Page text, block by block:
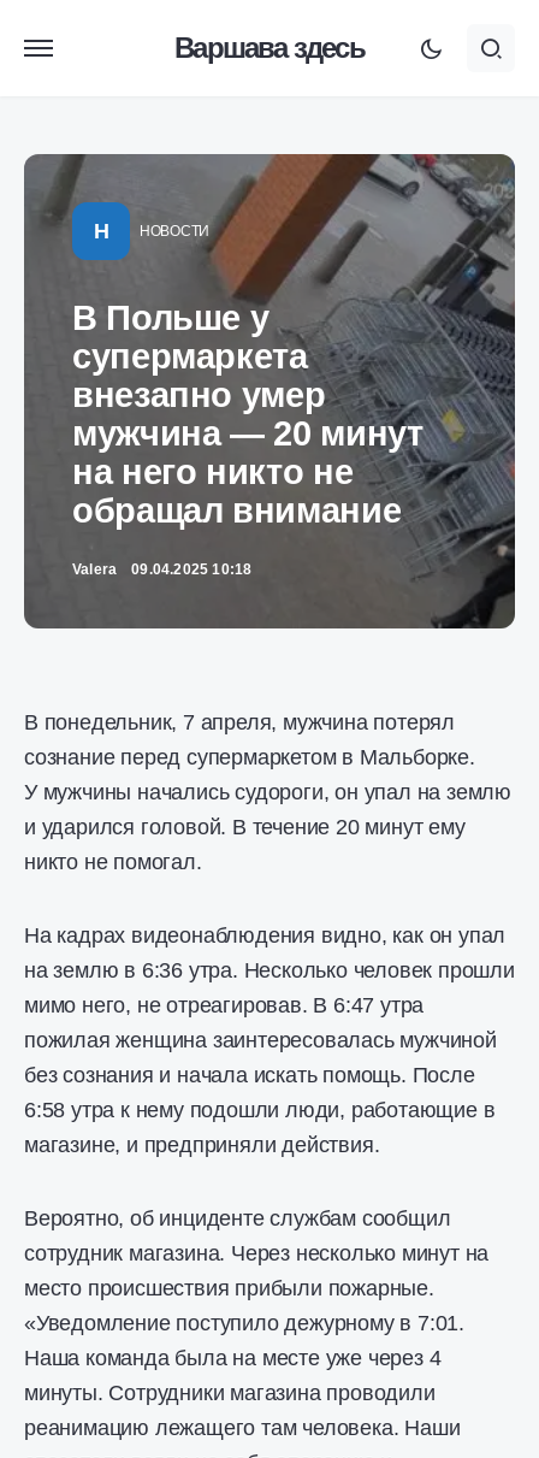
Варшава здесь
Н НОВОСТИ
В Польше у
супермаркета
внезапно умер
мужчина — 20 минут
на него никто не
обращал внимание
Valera 09.04.2025 10:18
В понедельник, 7 апреля, мужчина потерял
сознание перед супермаркетом в Мальборке.
У мужчины начались судороги, он упал на землю
и ударился головой. В течение 20 минут ему
никто не помогал.
На кадрах видеонаблюдения видно, как он упал
на землю в 6:36 утра. Несколько человек прошли
мимо него, не отреагировав. В 6:47 утра
пожилая женщина заинтересовалась мужчиной
без сознания и начала искать помощь. После
6:58 утра к нему подошли люди, работающие в
магазине, и предприняли действия.
Вероятно, об инциденте службам сообщил
сотрудник магазина. Через несколько минут на
место происшествия прибыли пожарные.
«Уведомление поступило дежурному в 7:01.
Наша команда была на месте уже через 4
минуты. Сотрудники магазина проводили
реанимацию лежащего там человека. Наши